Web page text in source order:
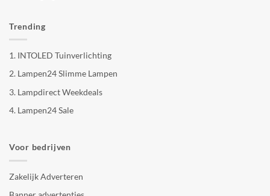
Trending
1. INTOLED Tuinverlichting
2. Lampen24 Slimme Lampen
3. Lampdirect Weekdeals
4. Lampen24 Sale
Voor bedrijven
Zakelijk Adverteren